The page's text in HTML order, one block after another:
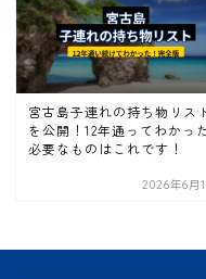
宮古島子連れの持ち物リス
を公開！12年通ってわかった
必要なものはこれです！
2026年6月